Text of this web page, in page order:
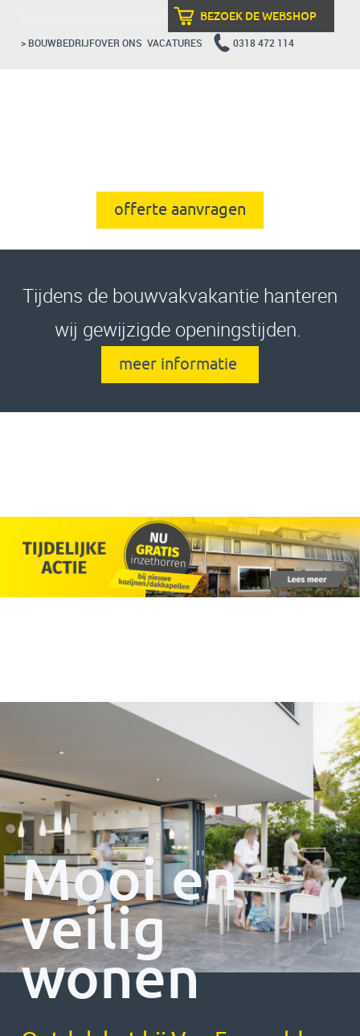
BEZOEK DE WEBSHOP
> BOUWBEDRIJFOVER ONS VACATURES 0318 472 114
offerte aanvragen
Tijdens de bouwvakvakantie hanteren
wij gewijzigde openingstijden.
meer informatie
Mooi en
veilig
wonen